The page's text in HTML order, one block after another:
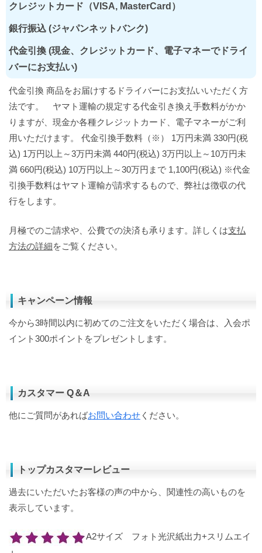
クレジットカード（VISA, MasterCard）
銀行振込 (ジャパンネットバンク)
代金引換 (現金、クレジットカード、電子マネーでドライ
バーにお支払い)
代金引換 商品をお届けするドライバーにお支払いいただく方
法です。 ヤマト運輸の規定する代金引き換え手数料がかか
りますが、現金か各種クレジットカード、電子マネーがご利
用いただけます。 代金引換手数料（※） 1万円未満 330円(税
込) 1万円以上～3万円未満 440円(税込) 3万円以上～10万円未
満 660円(税込) 10万円以上～30万円まで 1,100円(税込) ※代金
引換手数料はヤマト運輸が請求するもので、弊社は徴収の代
行をします。
月極でのご請求や、公費での決済も承ります。詳しくは支払
方法の詳細をご覧ください。
キャンペーン情報
今から3時間以内に初めてのご注文をいただく場合は、入会ポ
イント300ポイントをプレゼントします。
カスタマー Q＆A
他にご質問があればお問い合わせ ください。
トップカスタマーレビュー
過去にいただいたお客様の声の中から、関連性の高いものを
表示しています。
A2サイズ フォト光沢紙出力+スリムエイ